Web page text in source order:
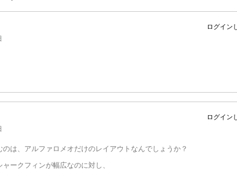
ログイン
ログイン
は、アルファロメオだけのレイアウトなんでしょうか？
ークフィンが幅広なのに対し、